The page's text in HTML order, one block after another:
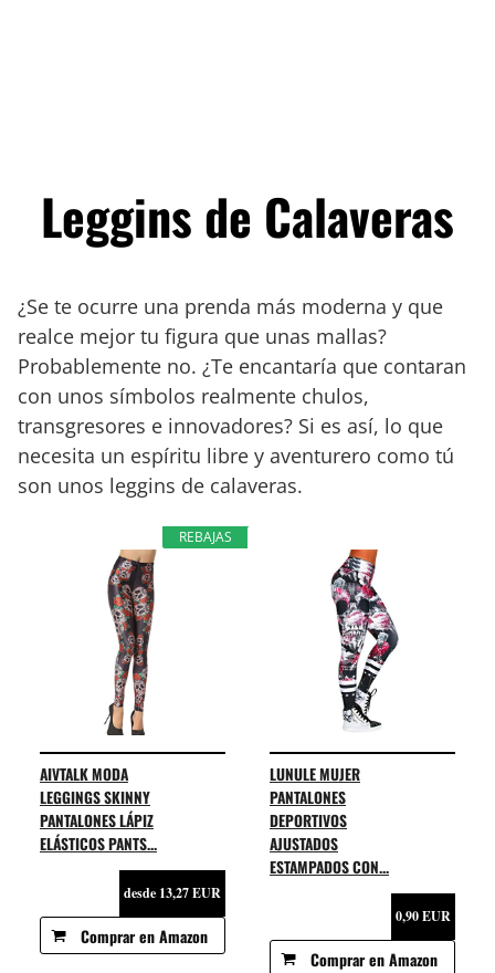
Leggins de Calaveras
¿Se te ocurre una prenda más moderna y que
realce mejor tu figura que unas mallas?
Probablemente no. ¿Te encantaría que contaran
con unos símbolos realmente chulos,
transgresores e innovadores? Si es así, lo que
necesita un espíritu libre y aventurero como tú
son unos leggins de calaveras.
REBAJAS
AIVTALK MODA
LEGGINGS SKINNY
PANTALONES LÁPIZ
ELÁSTICOS PANTS...
desde 13,27 EUR
Comprar en Amazon
LUNULE MUJER
PANTALONES
DEPORTIVOS
AJUSTADOS
ESTAMPADOS CON...
0,90 EUR
Comprar en Amazon